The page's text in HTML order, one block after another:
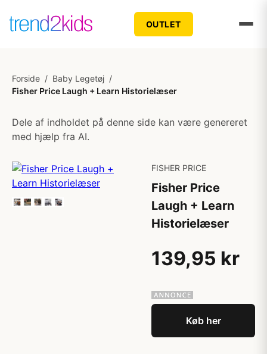
OUTLET
Forside / Baby Legetøj /
Fisher Price Laugh + Learn Historielæser
Dele af indholdet på denne side kan være genereret
med hjælp fra AI.
FISHER PRICE
Fisher Price
Laugh + Learn
Historielæser
139,95 kr
Køb her